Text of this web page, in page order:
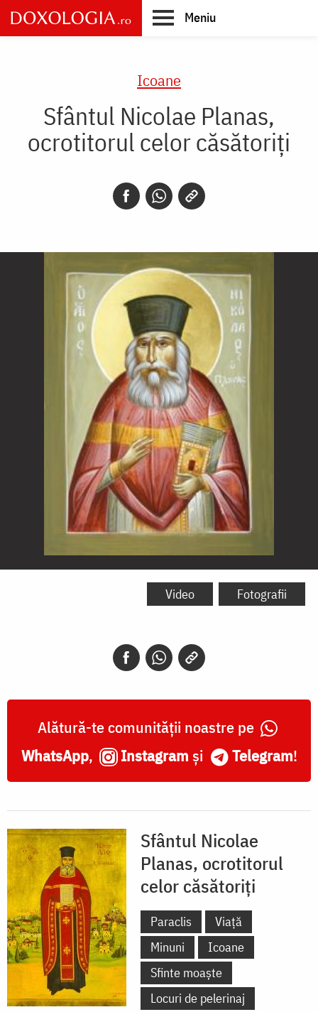
Skip
to
main
Meniu
Icoane
Sfântul Nicolae Planas,
ocrotitorul celor căsătoriţi
Sfântul
Video Fotografii
Alătură-te comunității noastre pe
WhatsApp, Instagram și Telegram!
Sfântul Nicolae
Planas, ocrotitorul
celor căsătoriți
Paraclis
Viață
Minuni
Icoane
Sfinte moaște
Locuri de pelerinaj